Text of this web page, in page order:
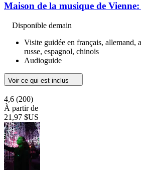
Maison de la musique de
Disponible demain
Visite guidée en français, allemand,
russe, espagnol, chinois
Audioguide
Voir ce qui est inclus
4,6 (200)
À partir de
21,97 $US